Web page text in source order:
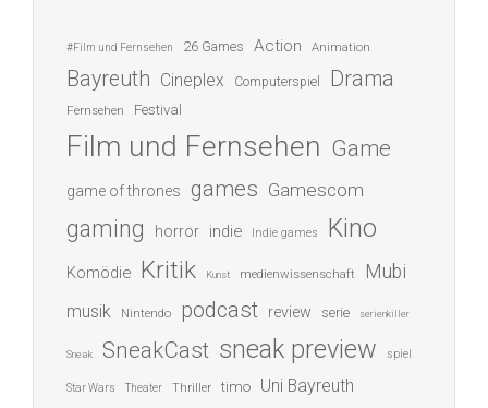
#Film und Fernsehen 26 Games Action Animation
Bayreuth Cineplex Computerspiel Drama
Fernsehen Festival
Film und Fernsehen Game
game of thrones games Gamescom
gaming horror indie Indie games Kino
Komödie Kritik Kunst medienwissenschaft Mubi
musik Nintendo podcast review serie serienkiller
Sneak SneakCast sneak preview spiel
Star Wars Theater Thriller timo Uni Bayreuth